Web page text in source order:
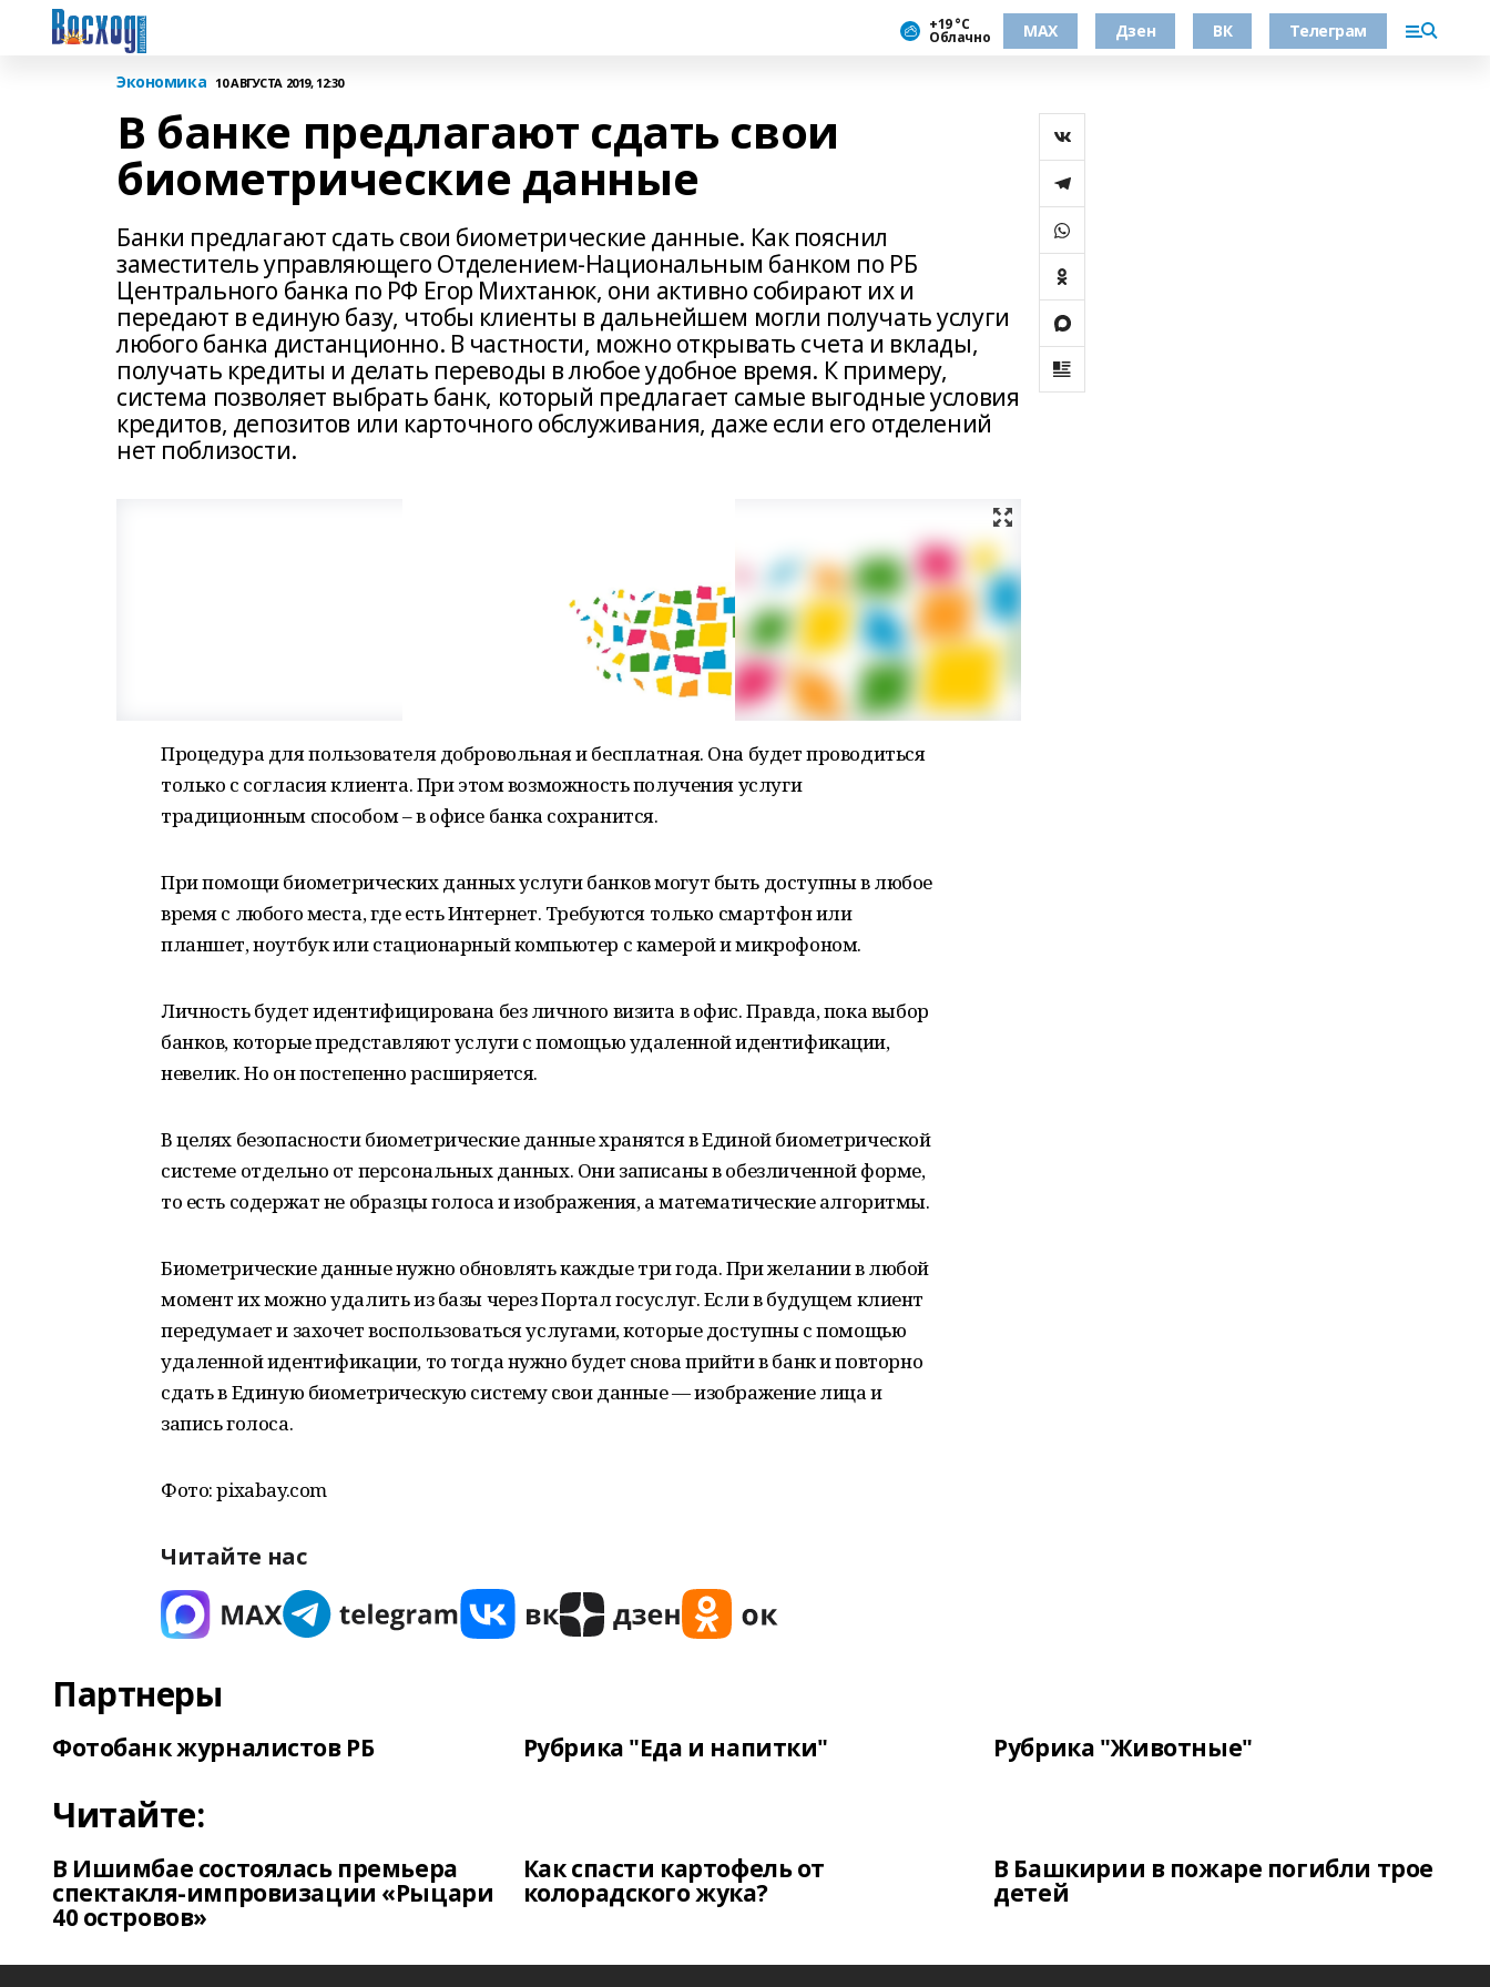
+19 °С
Облачно МАХ Дзен ВК Телеграм
Экономика 10 АВГУСТА 2019, 12:30
В банке предлагают сдать свои
биометрические данные
Банки предлагают сдать свои биометрические данные. Как пояснил
заместитель управляющего Отделением-Национальным банком по РБ
Центрального банка по РФ Егор Михтанюк, они активно собирают их и
передают в единую базу, чтобы клиенты в дальнейшем могли получать услуги
любого банка дистанционно. В частности, можно открывать счета и вклады,
получать кредиты и делать переводы в любое удобное время. К примеру,
система позволяет выбрать банк, который предлагает самые выгодные условия
кредитов, депозитов или карточного обслуживания, даже если его отделений
нет поблизости.
Процедура для пользователя добровольная и бесплатная. Она будет проводиться
только с согласия клиента. При этом возможность получения услуги
традиционным способом – в офисе банка сохранится.
При помощи биометрических данных услуги банков могут быть доступны в любое
время с любого места, где есть Интернет. Требуются только смартфон или
планшет, ноутбук или стационарный компьютер с камерой и микрофоном.
Личность будет идентифицирована без личного визита в офис. Правда, пока выбор
банков, которые представляют услуги с помощью удаленной идентификации,
невелик. Но он постепенно расширяется.
В целях безопасности биометрические данные хранятся в Единой биометрической
системе отдельно от персональных данных. Они записаны в обезличенной форме,
то есть содержат не образцы голоса и изображения, а математические алгоритмы.
Биометрические данные нужно обновлять каждые три года. При желании в любой
момент их можно удалить из базы через Портал госуслуг. Если в будущем клиент
передумает и захочет воспользоваться услугами, которые доступны с помощью
удаленной идентификации, то тогда нужно будет снова прийти в банк и повторно
сдать в Единую биометрическую систему свои данные — изображение лица и
запись голоса.
Фото: pixabay.com
Читайте нас
Партнеры
Фотобанк журналистов РБ Рубрика "Еда и напитки" Рубрика "Животные"
Читайте:
В Ишимбае состоялась премьера
спектакля-импровизации «Рыцари
40 островов»
Как спасти картофель от
колорадского жука?
В Башкирии в пожаре погибли трое
детей